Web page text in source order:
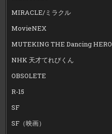
MIRACLE/ミラクル
MovieNEX
MUTEKING THE Dancing HERO
NHK 天才てれびくん
OBSOLETE
R-15
SF
SF（映画）